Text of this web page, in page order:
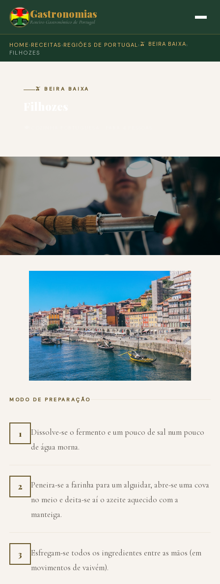
Gastronomias
Roteiro Gastronómico de Portugal
HOME › RECEITAS › REGIÕES DE PORTUGAL › 🫒 BEIRA BAIXA›
FILHOZES
🫒 BEIRA BAIXA
MODO DE PREPARAÇÃO
1
Dissolve-se o fermento e um pouco de sal num pouco
de água morna.
2
Peneira-se a farinha para um alguidar, abre-se uma cova
no meio e deita-se aí o azeite aquecido com a
manteiga.
3
Esfregam-se todos os ingredientes entre as mãos (em
movimentos de vaivém).